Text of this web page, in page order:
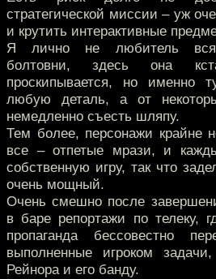
стратегической миссии – уж
и крутить интерактивные
Я лично не любитель
болтовни, здесь она
проскипывается, но именно
любую деталь, а от
немедленно съесть шляпу.
Тем более, персонажи крайне
все – отпетые мрази, и
собственную игру, так что
очень мощный.
Очень смешно после
в баре репортажи по телеку,
пропаганда бессовестно
выполненные игроком
Рейнора и его банду.